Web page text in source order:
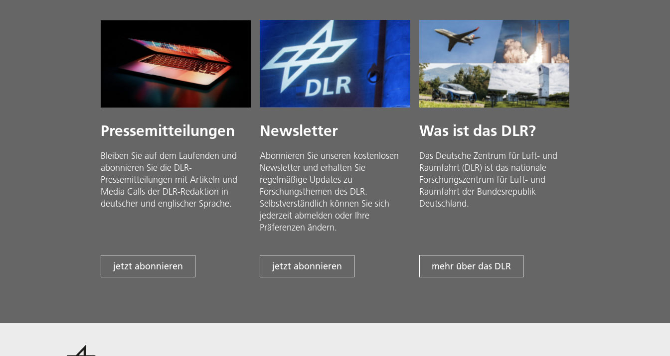
Pressemitteilungen
Bleiben Sie auf dem Laufenden und
abonnieren Sie die DLR-
Pressemitteilungen mit Artikeln und
Media Calls der DLR-Redaktion in
deutscher und englischer Sprache.
jetzt abonnieren
Newsletter
Abonnieren Sie unseren kostenlosen
Newsletter und erhalten Sie
regelmäßige Updates zu
Forschungsthemen des DLR.
Selbstverständlich können Sie sich
jederzeit abmelden oder Ihre
Präferenzen ändern.
jetzt abonnieren
Was ist das DLR?
Das Deutsche Zentrum für Luft- und
Raumfahrt (DLR) ist das nationale
Forschungszentrum für Luft- und
Raumfahrt der Bundesrepublik
Deutschland.
mehr über das DLR